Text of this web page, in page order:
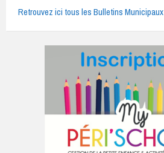
Retrouvez ici tous les Bulletins Municipaux